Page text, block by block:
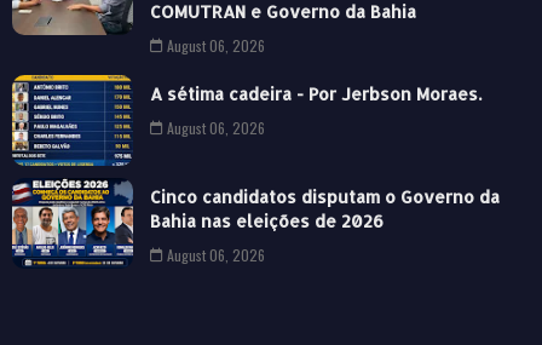
COMUTRAN e Governo da Bahia
August 06, 2026
A sétima cadeira - Por Jerbson Moraes.
August 06, 2026
Cinco candidatos disputam o Governo da
Bahia nas eleições de 2026
August 06, 2026